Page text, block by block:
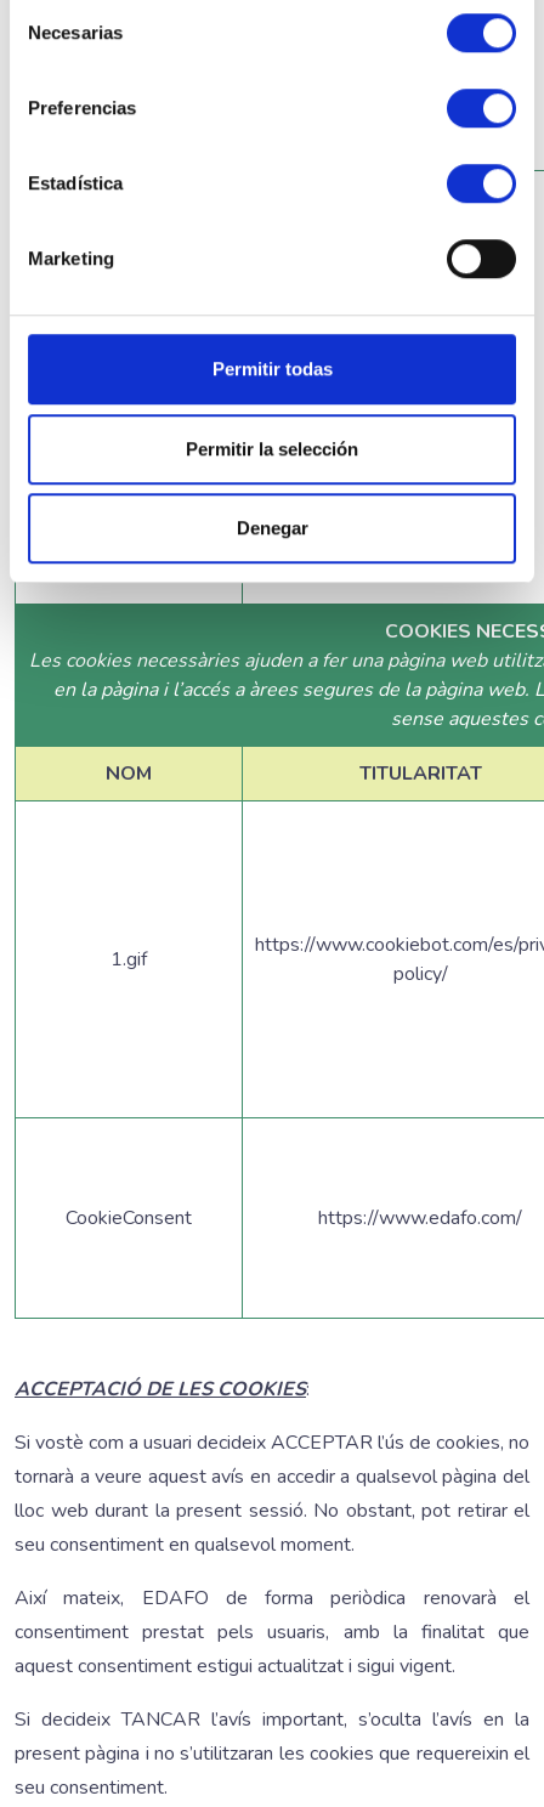
Política de Cookies
. Puede aceptar todas las Cookies
tratamiento de sus datos y, en su caso, la comunicación
de estos a terceros. También puede rechazar todas las
botón “Denegar” o configurarlas seleccionando sus
preferencias por categoría de cookies, pulsando el botón
Necesarias
Preferencias
Estadística
Marketing
Permitir todas
Permitir la selección
Denegar
COOKIES
Les cookies necessàries ajuden a fer una pàgina web
en la pàgina i l’accés a àrees segures de la pàgina
sense aquestes
NOM TITULARITAT
1.gif
https://www.cookiebot.com/es/
policy/
CookieConsent https://www.edafo.com/
ACCEPTACIÓ DE LES COOKIES:
Si vostè com a usuari decideix ACCEPTAR l’ús de cookies, no
tornarà a veure aquest avís en accedir a qualsevol pàgina del
lloc web durant la present sessió. No obstant, pot retirar el
seu consentiment en qualsevol moment.
Així mateix, EDAFO de forma periòdica renovarà el
consentiment prestat pels usuaris, amb la finalitat que
aquest consentiment estigui actualitzat i sigui vigent.
Si decideix TANCAR l’avís important, s’oculta l’avís en la
present pàgina i no s’utilitzaran les cookies que requereixin el
seu consentiment.